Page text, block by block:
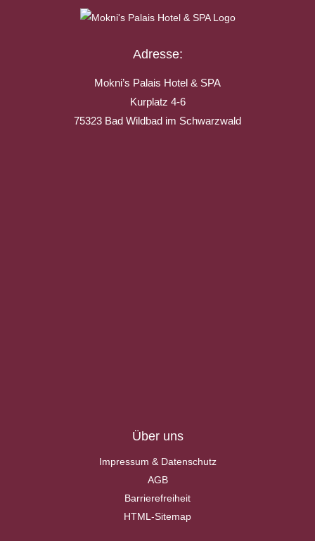
Adresse:
Mokni’s Palais Hotel & SPA
Kurplatz 4-6
75323 Bad Wildbad im Schwarzwald
Über uns
Impressum & Datenschutz
AGB
Barrierefreiheit
HTML-Sitemap